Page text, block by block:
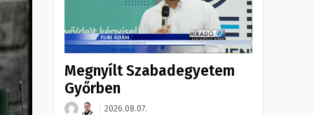
Megnyílt Szabadegyetem
Győrben
2026.08.07.